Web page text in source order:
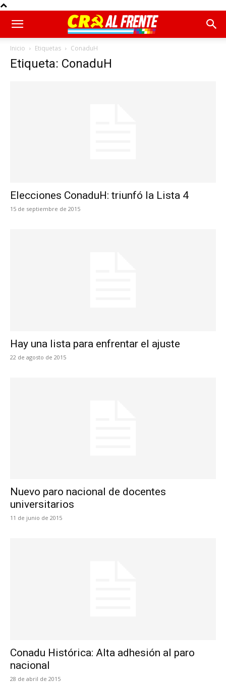
Inicio Etiquetas ConaduH
Etiqueta: ConaduH
Elecciones ConaduH: triunfó la Lista 4
15 de septiembre de 2015
Hay una lista para enfrentar el ajuste
22 de agosto de 2015
Nuevo paro nacional de docentes
universitarios
11 de junio de 2015
Conadu Histórica: Alta adhesión al paro
nacional
28 de abril de 2015